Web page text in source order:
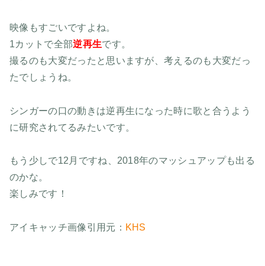
映像もすごいですよね。
1カットで全部逆再生です。
撮るのも大変だったと思いますが、考えるのも大変だっ
たでしょうね。
シンガーの口の動きは逆再生になった時に歌と合うよう
に研究されてるみたいです。
もう少しで12月ですね、2018年のマッシュアップも出る
のかな。
楽しみです！
アイキャッチ画像引用元： KHS